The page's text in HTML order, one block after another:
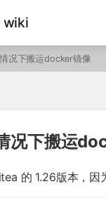
wiki
况下搬运docker镜像
况下搬运
的 1.26版本，